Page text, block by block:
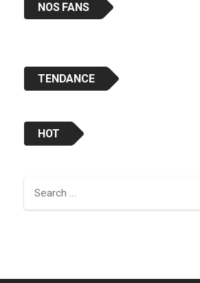
NOS FANS
TENDANCE
HOT